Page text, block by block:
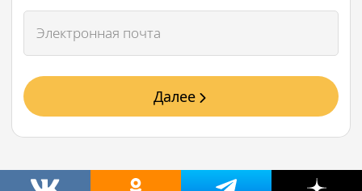
Далее